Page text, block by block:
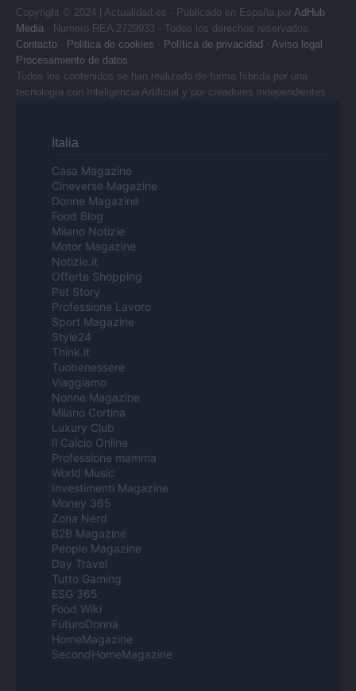
Copyright © 2024 | Actualidad.es - Publicado en España por AdHub
Media - Numero REA 2729933 - Todos los derechos reservados.
Contacto - Politica de cookies - Política de privacidad - Aviso legal -
Procesamiento de datos
Todos los contenidos se han realizado de forma híbrida por una
tecnología con Inteligencia Artificial y por creadores independientes
Italia
Casa Magazine
Cineverse Magazine
Donne Magazine
Food Blog
Milano Notizie
Motor Magazine
Notizie.it
Offerte Shopping
Pet Story
Professione Lavoro
Sport Magazine
Style24
Think.it
Tuobenessere
Viaggiamo
Nonne Magazine
Milano Cortina
Luxury Club
Il Calcio Online
Professione mamma
World Music
Investimenti Magazine
Money 365
Zona Nerd
B2B Magazine
People Magazine
Day Travel
Tutto Gaming
ESG 365
Food Wiki
FuturoDonna
HomeMagazine
SecondHomeMagazine